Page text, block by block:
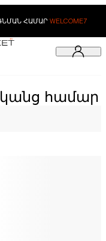
ՀԱՄԱՐ WELCOME7
համար